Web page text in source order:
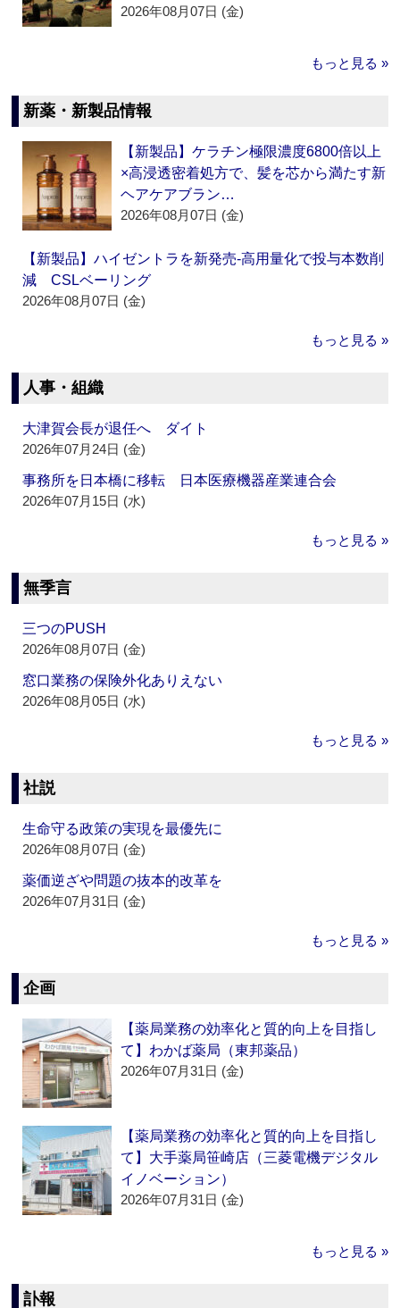
2026年08月07日 (金)
もっと見る »
新薬・新製品情報
【新製品】ケラチン極限濃度6800倍以上
×高浸透密着処方で、髪を芯から満たす新
ヘアケアブラン…
2026年08月07日 (金)
【新製品】ハイゼントラを新発売‐高用量化で投与本数削
減 CSLベーリング
2026年08月07日 (金)
もっと見る »
人事・組織
大津賀会長が退任へ ダイト
2026年07月24日 (金)
事務所を日本橋に移転 日本医療機器産業連合会
2026年07月15日 (水)
もっと見る »
無季言
三つのPUSH
2026年08月07日 (金)
窓口業務の保険外化ありえない
2026年08月05日 (水)
もっと見る »
社説
生命守る政策の実現を最優先に
2026年08月07日 (金)
薬価逆ざや問題の抜本的改革を
2026年07月31日 (金)
もっと見る »
企画
【薬局業務の効率化と質的向上を目指し
て】わかば薬局（東邦薬品）
2026年07月31日 (金)
【薬局業務の効率化と質的向上を目指し
て】大手薬局笹崎店（三菱電機デジタル
イノベーション）
2026年07月31日 (金)
もっと見る »
訃報